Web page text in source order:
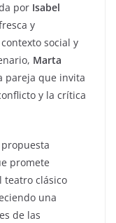
por Isabel
y
social y
Marta
pareja que invita
y la crítica
promete
teatro clásico
una
de las